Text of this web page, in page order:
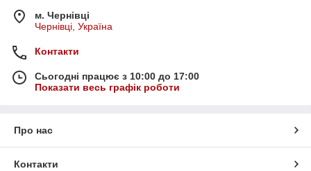
м. Чернівці
Чернівці, Україна
Контакти
Сьогодні працює з 10:00 до 17:00
Показати весь графік роботи
Про нас
Контакти